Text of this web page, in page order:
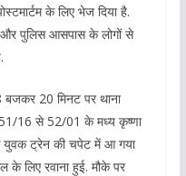
के लिए भेज दिया है.
पुलिस आसपास के लोगों से
बजकर 20 मिनट पर थाना
51/16 से 52/01 के मध्य कृष्णा
युवक ट्रेन की चपेट में आ गया
के लिए रवाना हुई. मौके पर